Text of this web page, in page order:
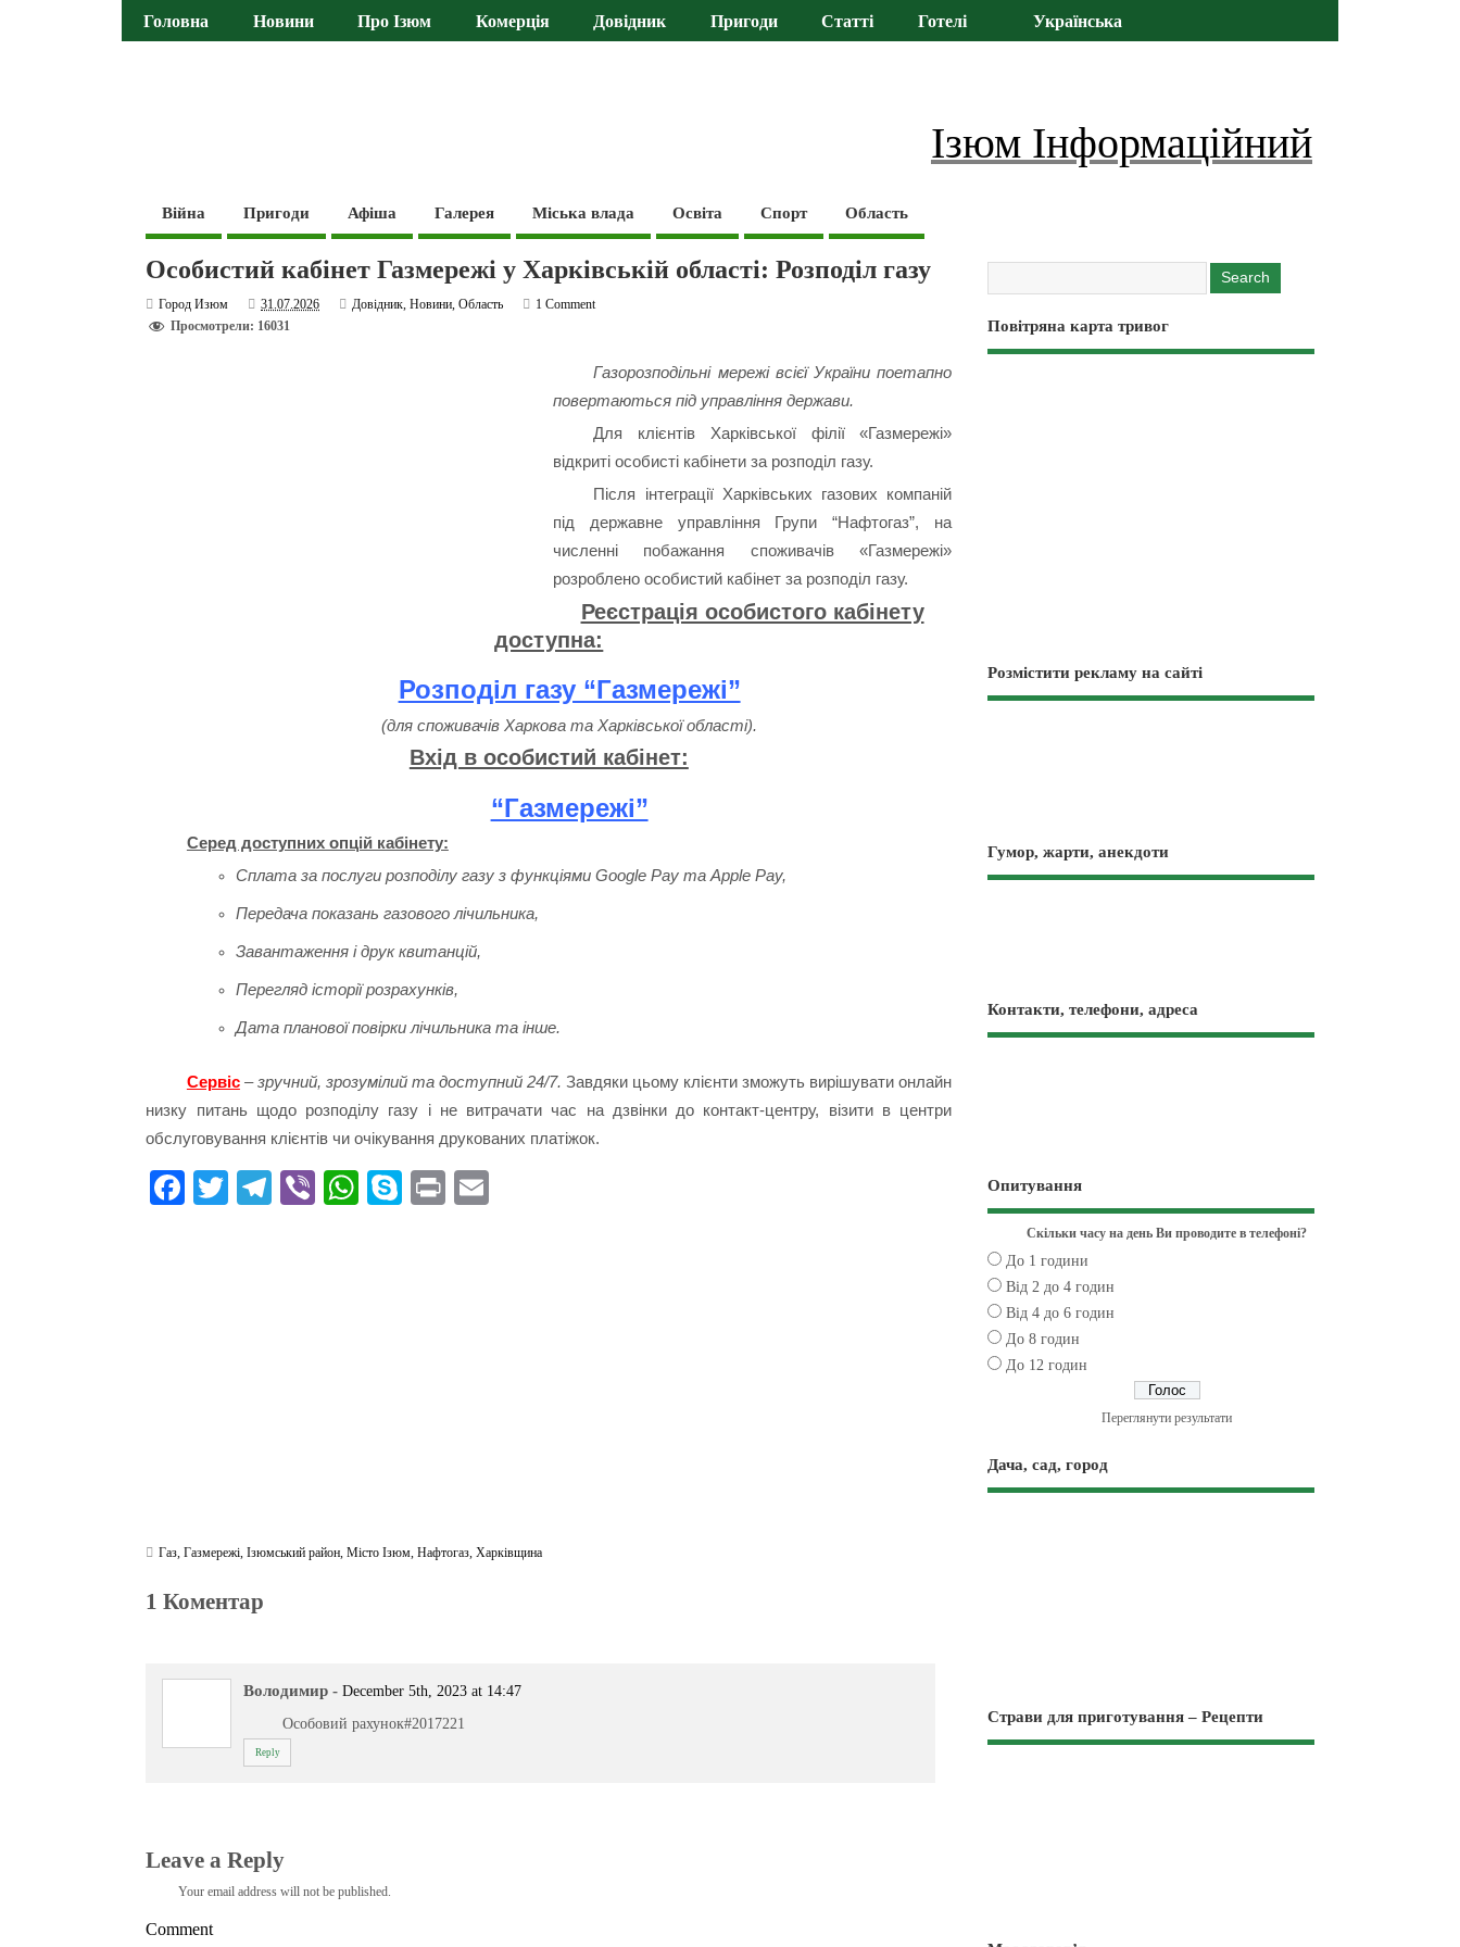
Головна Новини Про Ізюм Комерція Довідник Пригоди Статті Готелі Українська
Ізюм Інформаційний
Війна Пригоди Афіша Галерея Міська влада Освіта Спорт Область
Особистий кабінет Газмережі у Харківській області: Розподіл газу
Город Изюм 31.07.2026 Довідник,Новини,Область
1 Comment
Просмотрели: 16031
Газорозподільні мережі всієї України поетапно
повертаються під управління держави.
Для клієнтів Харківської філії «Газмережі»
відкриті особисті кабінети за розподіл газу.
Після інтеграції Харківських газових компаній
під державне управління Групи “Нафтогаз”, на
численні побажання споживачів «Газмережі»
розроблено особистий кабінет за розподіл газу.
Реєстрація особистого кабінету
доступна:
Розподіл газу “Газмережі”
(для споживачів Харкова та Харківської області).
Вхід в особистий кабінет:
“Газмережі”
Серед доступних опцій кабінету:
Сплата за послуги розподілу газу з функціями Google Pay та Apple Pay,
Передача показань газового лічильника,
Завантаження і друк квитанцій,
Перегляд історії розрахунків,
Дата планової повірки лічильника та інше.
Сервіс – зручний, зрозумілий та доступний 24/7. Завдяки цьому клієнти зможуть вирішувати онлайн
низку питань щодо розподілу газу і не витрачати час на дзвінки до контакт-центру, візити в центри
обслуговування клієнтів чи очікування друкованих платіжок.
Fa T
Te Vi
W
S
Pr
Газ,Газмережі,Ізюмський район,Місто Ізюм,Нафтогаз,Харківщина
1 Коментар
Володимир - December 5th, 2023 at 14:47
Особовий рахунок#2017221
Reply
Leave a Reply
Your email address will not be published.
Comment
Повітряна карта тривог
Розмістити рекламу на сайті
Гумор, жарти, анекдоти
Контакти, телефони, адреса
Опитування
Скільки часу на день Ви проводите в телефоні?
До 1 години
Від 2 до 4 годин
Від 4 до 6 годин
До 8 годин
До 12 годин
Переглянути результати
Дача, сад, город
Страви для приготування – Рецепти